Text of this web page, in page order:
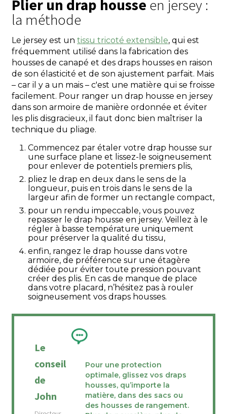
Plier un drap housse en jersey :
la méthode
Le jersey est un tissu tricoté extensible, qui est
fréquemment utilisé dans la fabrication des
housses de canapé et des draps housses en raison
de son élasticité et de son ajustement parfait. Mais
– car il y a un mais – c'est une matière qui se froisse
facilement. Pour ranger un drap housse en jersey
dans son armoire de manière ordonnée et éviter
les plis disgracieux, il faut donc bien maîtriser la
technique du pliage.
Commencez par étaler votre drap housse sur
une surface plane et lissez-le soigneusement
pour enlever de potentiels premiers plis,
pliez le drap en deux dans le sens de la
longueur, puis en trois dans le sens de la
largeur afin de former un rectangle compact,
pour un rendu impeccable, vous pouvez
repasser le drap housse en jersey. Veillez à le
régler à basse température uniquement
pour préserver la qualité du tissu,
enfin, rangez le drap housse dans votre
armoire, de préférence sur une étagère
dédiée pour éviter toute pression pouvant
créer des plis. En cas de manque de place
dans votre placard, n’hésitez pas à rouler
soigneusement vos draps housses.
Le
conseil
de
John
Pour une protection
optimale, glissez vos draps
housses, qu’importe la
matière, dans des sacs ou
des housses de rangement.